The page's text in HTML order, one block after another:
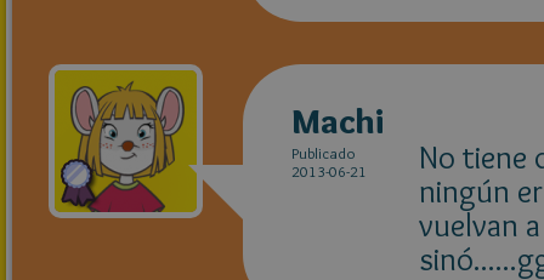
Machi
Publicado
2013-06-21
No tiene
ningún
vuelvan